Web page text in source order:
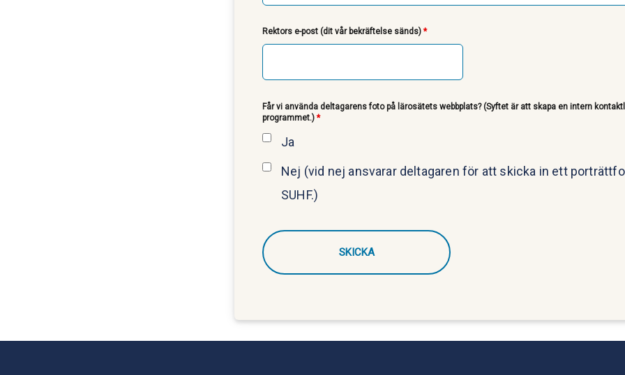
Rektors e-post (dit vår bekräftelse sänds) *
Får vi använda deltagarens foto på lärosätets webbplats? (Syftet är att skapa en intern
programmet.) *
Ja
Nej (vid nej ansvarar deltagaren för att skicka in ett
SUHF.)